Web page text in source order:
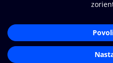
Zásady zpracování osobních
Čti a